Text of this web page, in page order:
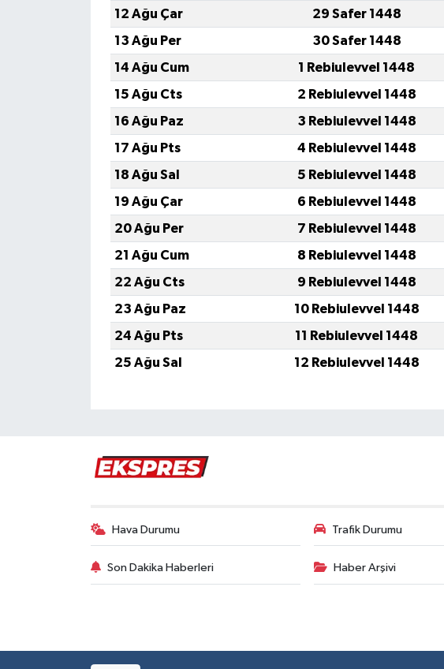
12 Ağu Çar
29 Safer 1448
13 Ağu Per
30 Safer 1448
14 Ağu Cum
1 Rebiulevvel 1448
15 Ağu Cts
2 Rebiulevvel 1448
16 Ağu Paz
3 Rebiulevvel 1448
17 Ağu Pts
4 Rebiulevvel 1448
18 Ağu Sal
5 Rebiulevvel 1448
19 Ağu Çar
6 Rebiulevvel 1448
20 Ağu Per
7 Rebiulevvel 1448
21 Ağu Cum
8 Rebiulevvel 1448
22 Ağu Cts
9 Rebiulevvel 1448
23 Ağu Paz
10 Rebiulevvel 1448
24 Ağu Pts
11 Rebiulevvel 1448
25 Ağu Sal
12 Rebiulevvel 1448
Hava Durumu Trafik Durumu
Son Dakika Haberleri Haber Arşivi
Rüya Tabirleri
Video Galeri